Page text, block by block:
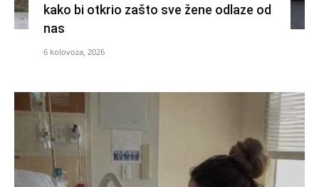
kako bi otkrio zašto sve žene odlaze od
nas
6 kolovoza, 2026